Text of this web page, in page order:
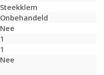
Steekklem
Onbehandeld
Nee
1
1
Nee